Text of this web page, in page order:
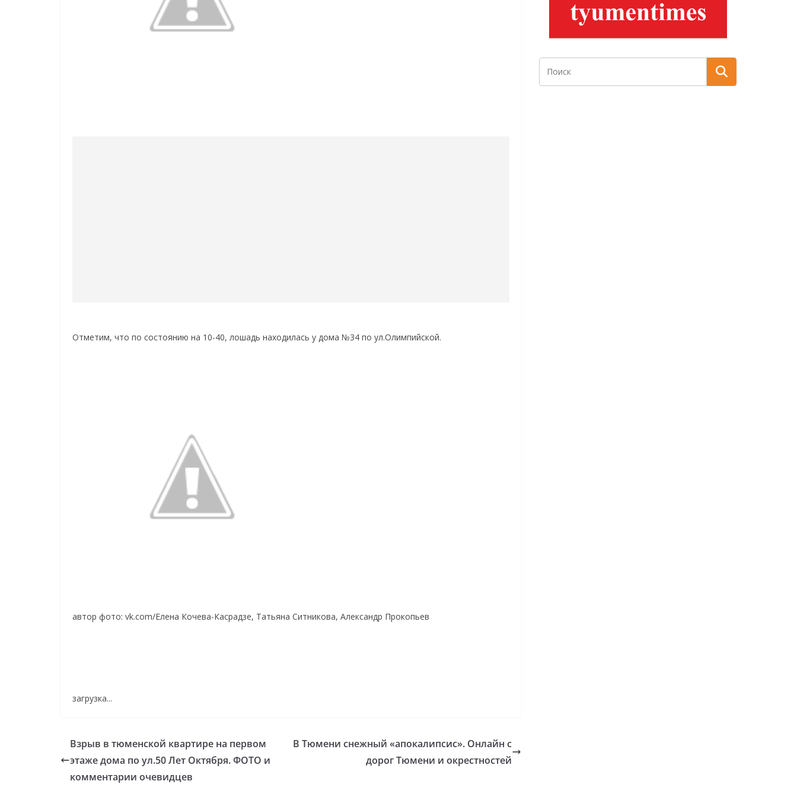
Отметим, что по состоянию на 10-40, лошадь находилась у дома №34 по ул.Олимпийской.
автор фото: vk.com/Елена Кочева-Касрадзе, Татьяна Ситникова, Александр Прокопьев
загрузка...
Взрыв в тюменской квартире на первом
этаже дома по ул.50 Лет Октября. ФОТО и
комментарии очевидцев
В Тюмени снежный «апокалипсис». Онлайн с
дорог Тюмени и окрестностей